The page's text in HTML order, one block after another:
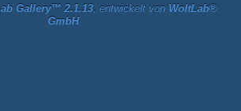
Gallery™ 2.1.13, entwickelt von WoltLab®
GmbH